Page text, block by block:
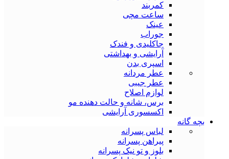
کمربند
ساعت مچی
عینک
جوراب
جاکلیدی و فندک
آرایشی و بهداشتی
اسپری بدن
عطر مردانه
عطر جیبی
لوازم اصلاح
برس، شانه و حالت دهنده مو
اکسسوری آرایشی
بچه گانه
لباس پسرانه
پیراهن پسرانه
بلوز و تو نیک پسرانه